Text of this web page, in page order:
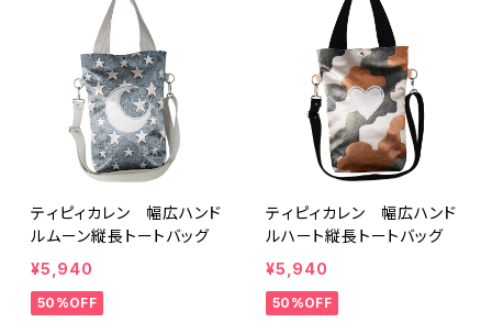
ティピィカレン 幅広ハンド
ルムーン縦長トートバッグ
¥5,940
50%OFF
ティピィカレン 幅広ハンド
ルハート縦長トートバッグ
¥5,940
50%OFF